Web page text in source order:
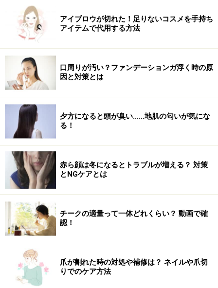
にょ）」という緑茶ベースでジャスミンの香りがほのか
にする目の疲れに良いといわれるお茶をゆっくり飲んで
帰りました。
初めて来店の場合、どのコースもすべて20％オフという
から、ぜひ一度、銀座のど真ん中の「ロイクロ東京・銀
座店」で、リフレッシュを！
【ＤＡＴＡ】
トラディショナルタイヒーリングサロン
ロイクロ東京・銀座店＊
東京都中央区銀座5丁目1番先 銀座ファイブ2Ｆ
TEL：03-5537-2814
www.loikroh.jp
アクセス：地下鉄「銀座」駅より徒歩1分。ＪＲ「有楽
町」駅より徒歩3分。
アイブロウが切れた！足りないコスメを手持ち
アイテムで代用する方法
口周りが汚い？ファンデーションガ浮く時の原
因と対策とは
夕方になると頭が臭い……地肌の匂いが気にな
る！
赤ら顔は冬になるとトラブルが増える？ 対策
とNGケアとは
チークの適量って一体どれくらい？ 動画で確
認！
爪が割れた時の対処や補修は？ ネイルや爪切
りでのケア方法